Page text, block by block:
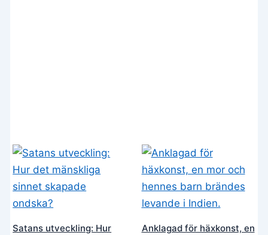
Satans utveckling: Hur
Anklagad för häxkonst, en